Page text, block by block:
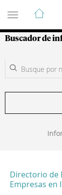
Guía de
Buscador de
Directorio de
Empresas en